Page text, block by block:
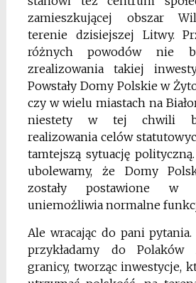
zamieszkującej obszar
terenie dzisiejszej Litwy.
różnych powodów nie
zrealizowania takiej
Powstały Domy Polskie w
czy w wielu miastach na
niestety w tej chwili
realizowania celów
tamtejszą sytuację
ubolewamy, że Domy
zostały postawione w
uniemożliwia normalne
Ale wracając do pani
przykładamy do Polaków
granicy, tworząc inwestycje,